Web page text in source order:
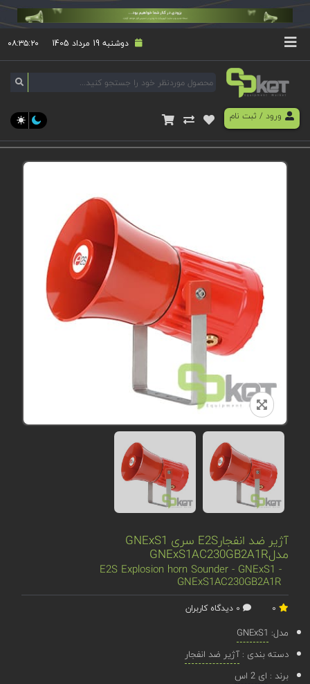
دوشنبه 19 مرداد 1405 ۰۸:۳۵:۲۱
ورود/ ثبت نام
آژیر ضد انفجارE2S سری GNExS1
مدلGNExS1AC230GB2A1R
E2S Explosion horn Sounder - GNExS1 -
GNExS1AC230GB2A1R
مدل: GNExS1
دسته بندی :آژیر ضد انفجار
برند : ای 2 اس